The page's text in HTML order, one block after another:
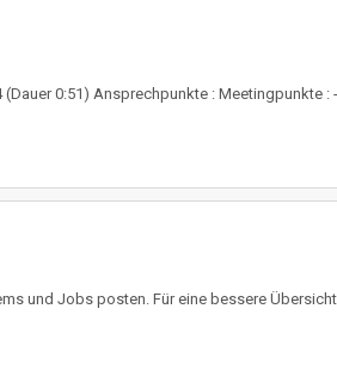
0:51) Ansprechpunkte : Meetingpunkte
und Jobs posten. Für eine bessere